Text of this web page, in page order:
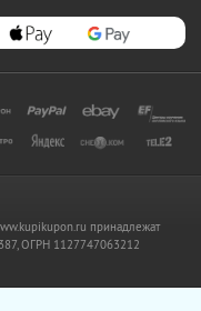
принадлежат
ОГРН 1127747063212